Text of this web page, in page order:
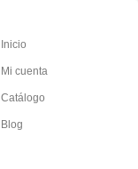
Inicio
Mi cuenta
Catálogo
Blog